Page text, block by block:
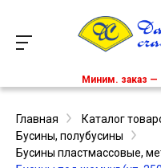
Миним. заказ —
Главная Каталог
Бусины, полубусины
Бусины пластмассовые,